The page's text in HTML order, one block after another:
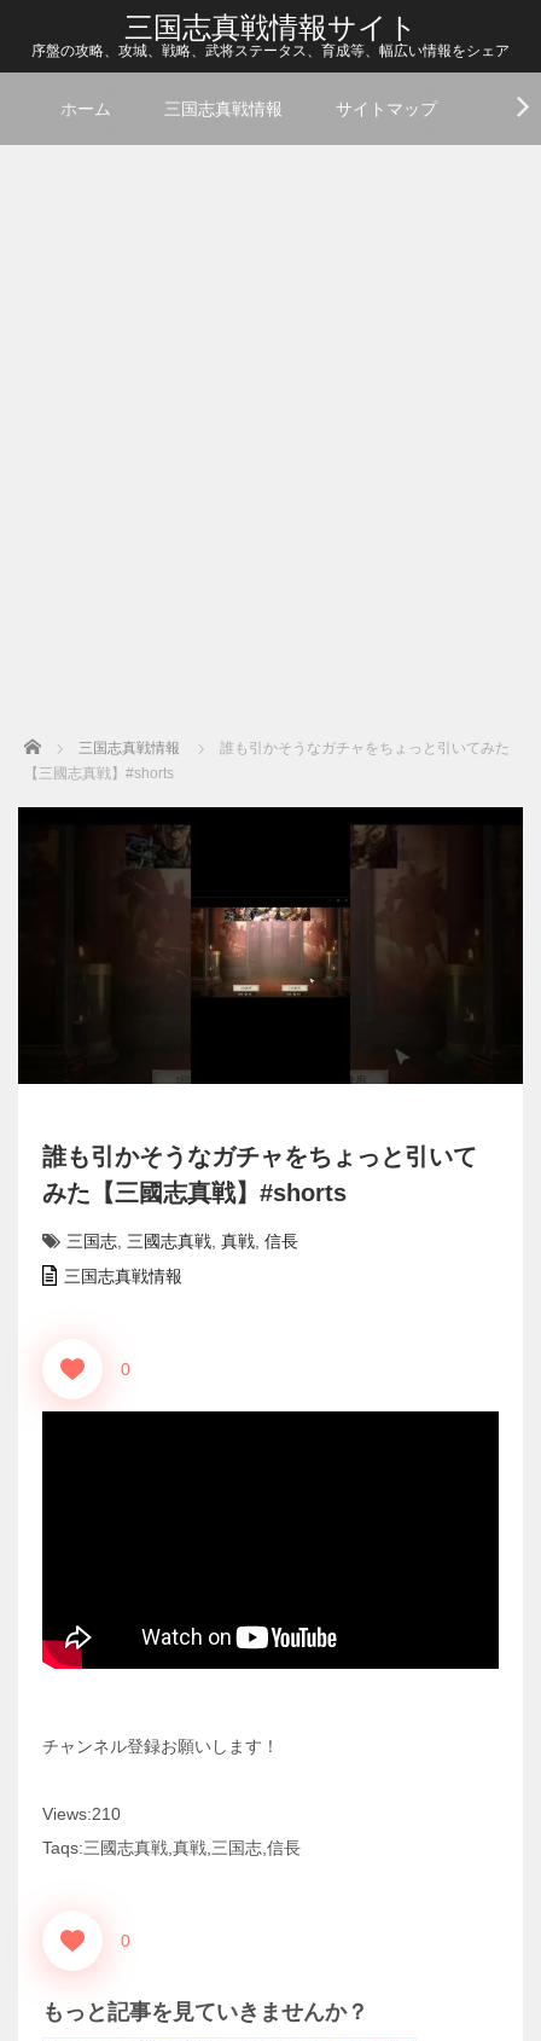
三国志真戦情報サイト
序盤の攻略、攻城、戦略、武将ステータス、育成等、幅広い情報をシェア
ホーム 三国志真戦情報 サイトマップ
Home 三国志真戦情報
誰も引かそうなガチャをちょっと引いてみた
【三國志真戦】#shorts
誰も引かそうなガチャをちょっと引いて
みた【三國志真戦】#shorts
三国志 三國志真戦 真戦 信長
三国志真戦情報
0
チャンネル登録お願いします！
Views:210
Taqs:三國志真戦,真戦,三国志,信長
0
もっと記事を見ていきませんか？